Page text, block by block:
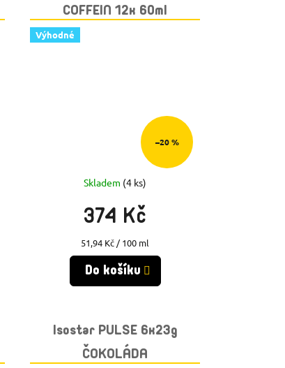
COFFEIN 12x 60ml
GRANÁTOVÉ JABLKO
Výhodné
–20 %
Skladem (4 ks)
374 Kč
Měrná
cena:
51,94 Kč / 100 ml
Do košíku
Isostar PULSE 6x23g
ČOKOLÁDA